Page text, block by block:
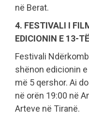
në Berat.
4. FESTIVALI I
EDICIONIN E 13-TË
Festivali
shënon edicionin
më 5 qershor. Ai
në orën 19:00 në
Arteve në Tiranë.